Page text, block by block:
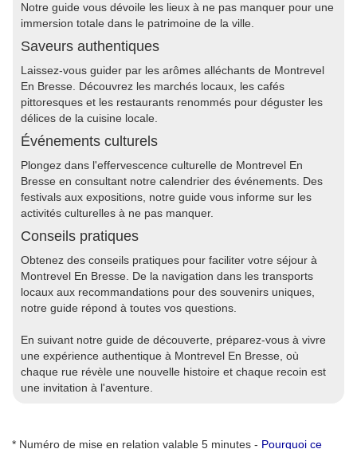
Notre guide vous dévoile les lieux à ne pas manquer pour une
immersion totale dans le patrimoine de la ville.
Saveurs authentiques
Laissez-vous guider par les arômes alléchants de Montrevel
En Bresse. Découvrez les marchés locaux, les cafés
pittoresques et les restaurants renommés pour déguster les
délices de la cuisine locale.
Événements culturels
Plongez dans l'effervescence culturelle de Montrevel En
Bresse en consultant notre calendrier des événements. Des
festivals aux expositions, notre guide vous informe sur les
activités culturelles à ne pas manquer.
Conseils pratiques
Obtenez des conseils pratiques pour faciliter votre séjour à
Montrevel En Bresse. De la navigation dans les transports
locaux aux recommandations pour des souvenirs uniques,
notre guide répond à toutes vos questions.
En suivant notre guide de découverte, préparez-vous à vivre
une expérience authentique à Montrevel En Bresse, où
chaque rue révèle une nouvelle histoire et chaque recoin est
une invitation à l'aventure.
* Numéro de mise en relation valable 5 minutes - Pourquoi ce